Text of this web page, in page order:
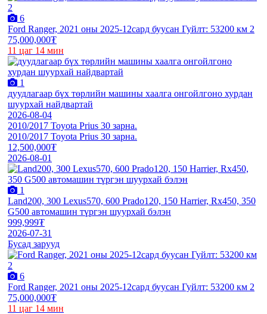
6
Ford Ranger, 2021 оны 2025-12сард буусан Гуйлт: 53200 км 2
75,000,000₮
11 цаг 14 мин
1
дуудлагаар бүх төрлийн машины хаалга онгойлгоно хурдан
шуурхай найдвартай
2026-08-04
2010/2017 Toyota Prius 30 зарна.
2010/2017 Toyota Prius 30 зарна.
12,500,000₮
2026-08-01
1
Land200, 300 Lexus570, 600 Prado120, 150 Harrier, Rx450, 350
G500 автомашин түргэн шуурхай бэлэн
999,999₮
2026-07-31
Бусад зарууд
6
Ford Ranger, 2021 оны 2025-12сард буусан Гуйлт: 53200 км 2
75,000,000₮
11 цаг 14 мин